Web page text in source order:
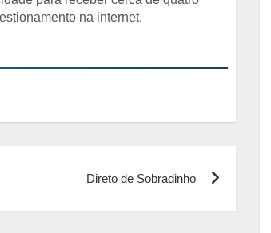
na internet.
Direto de Sobradinho